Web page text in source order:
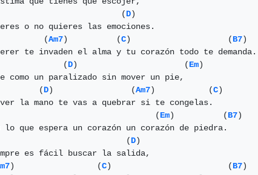
(D)
o no quieres las emociones.
               (
Am7)          (C)                    (B7)
te invaden el alma y tu corazón todo te demanda.
(D)                      (Em)
como un paralizado sin mover un pie,
              (
D)                (Am7)           (C)
la mano te vas a quebrar si te congelas.
(Em)          (B7)
lo que espera un corazón un corazón de piedra.
(D)
es fácil buscar la salida,
)                 (C)                        (B7)